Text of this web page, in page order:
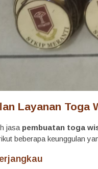
Layanan Toga
jasa pembuatan toga
beberapa keunggulan